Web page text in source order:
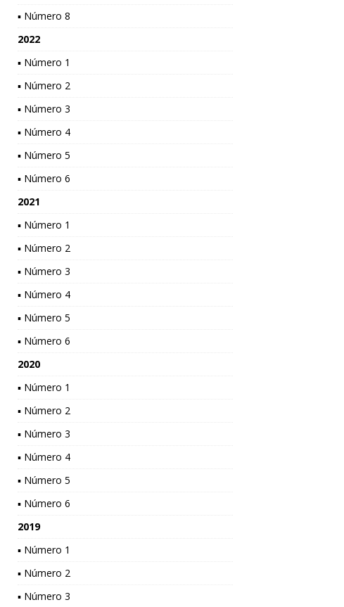
▪ Número 8
2022
▪ Número 1
▪ Número 2
▪ Número 3
▪ Número 4
▪ Número 5
▪ Número 6
2021
▪ Número 1
▪ Número 2
▪ Número 3
▪ Número 4
▪ Número 5
▪ Número 6
2020
▪ Número 1
▪ Número 2
▪ Número 3
▪ Número 4
▪ Número 5
▪ Número 6
2019
▪ Número 1
▪ Número 2
▪ Número 3